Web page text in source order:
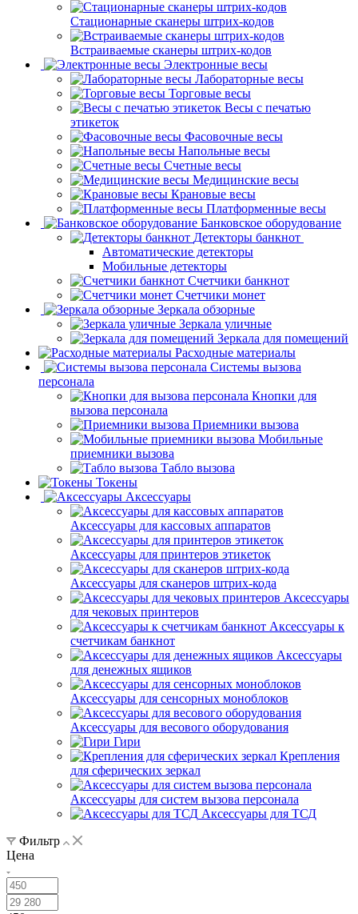
Стационарные сканеры штрих-кодов
Встраиваемые сканеры штрих-кодов
Электронные весы
Лабораторные весы
Торговые весы
Весы с печатью
этикеток
Фасовочные весы
Напольные весы
Счетные весы
Медицинские весы
Крановые весы
Платформенные весы
Банковское оборудование
Детекторы банкнот
Автоматические детекторы
Мобильные детекторы
Счетчики банкнот
Счетчики монет
Зеркала обзорные
Зеркала уличные
Зеркала для помещений
Расходные материалы
Системы вызова
персонала
Кнопки для
вызова персонала
Приемники вызова
Мобильные
приемники вызова
Табло вызова
Токены
Аксессуары
Аксессуары для кассовых аппаратов
Аксессуары для принтеров этикеток
Аксессуары для сканеров штрих-кода
Аксессуары
для чековых принтеров
Аксессуары к
счетчикам банкнот
Аксессуары
для денежных ящиков
Аксессуары для сенсорных моноблоков
Аксессуары для весового оборудования
Гири
Крепления
для сферических зеркал
Аксессуары для систем вызова персонала
Аксессуары для ТСД
Фильтр
Цена